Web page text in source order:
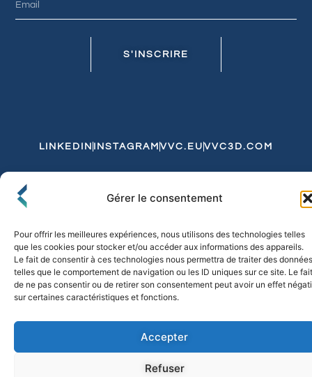
Gérer le consentement
Pour offrir les meilleures expériences, nous utilisons des technologies telles
que les cookies pour stocker et/ou accéder aux informations des appareils.
Le fait de consentir à ces technologies nous permettra de traiter des données
telles que le comportement de navigation ou les ID uniques sur ce site. Le fait
de ne pas consentir ou de retirer son consentement peut avoir un effet
sur certaines caractéristiques et fonctions.
Accepter
Refuser
S'INSCRIRE
LINKEDIN INSTAGRAM VVC.EU VVC3D.COM
Politique de Confidentialité et de CookiesExpédition et Livraison
© 2026 FLO & CO. All Rights Reserved